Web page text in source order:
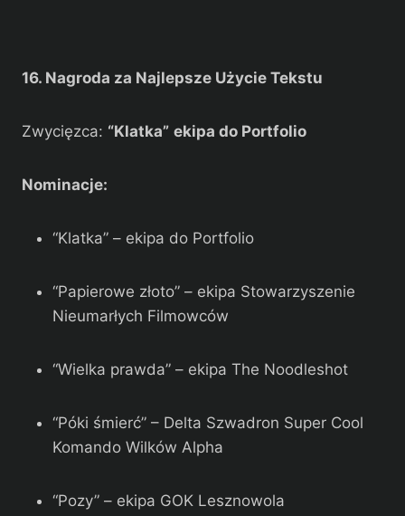
16. Nagroda za Najlepsze Użycie Tekstu
Zwycięzca: “Klatka” ekipa do Portfolio
Nominacje:
“Klatka” – ekipa do Portfolio
“Papierowe złoto” – ekipa Stowarzyszenie
Nieumarłych Filmowców
“Wielka prawda” – ekipa The Noodleshot
“Póki śmierć” – Delta Szwadron Super Cool
Komando Wilków Alpha
“Pozy” – ekipa GOK Lesznowola